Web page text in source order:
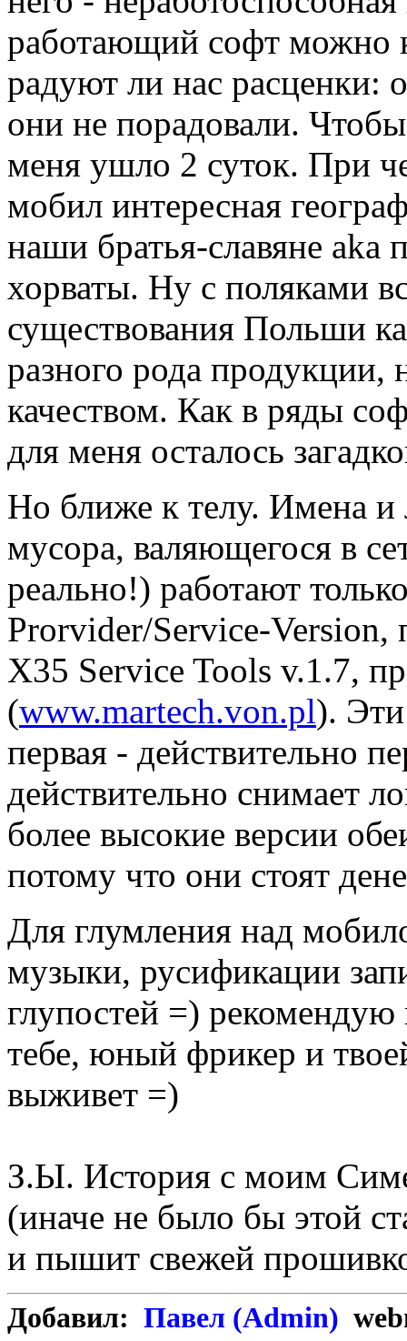
работающий софт можно
радуют ли нас расценки:
они не порадовали.
меня ушло 2 суток. При
мобил интересная
наши братья-славяне aka
хорваты. Ну с поляками
существования Польши
разного рода
качеством. Как в ряды
для меня осталось
Но ближе к телу. Имена и
мусора, валяющегося в
реально!) работают
Prorvider/Service-Version,
X35 Service Tools v.1.7,
(www.martech.von.pl).
первая - действительно
действительно снимает
более высокие версии
потому что они стоят
Для глумления над
музыки, русификации
глупостей =)
тебе, юный фрикер и
выживет =)
З.Ы. История с моим
(иначе не было бы этой
и пышит свежей
Добавил: Павел (Admin)